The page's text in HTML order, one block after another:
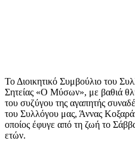
Το Διοικητικό Συμβούλιο του
Σητείας «Ο Μύσων», με βαθιά
του συζύγου της αγαπητής
του Συλλόγου μας, Άννας
οποίος έφυγε από τη ζωή το
ετών.